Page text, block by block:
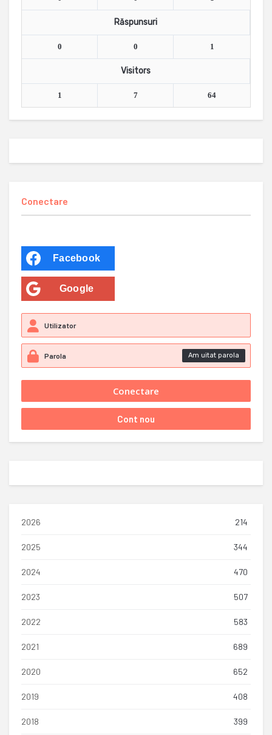
Răspunsuri
0 0 1
Visitors
1 7 64
Conectare
Facebook
Google
Am uitat parola
2026 214
2025 344
2024 470
2023 507
2022 583
2021 689
2020 652
2019 408
2018 399